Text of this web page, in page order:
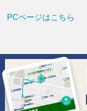
PCページはこちら